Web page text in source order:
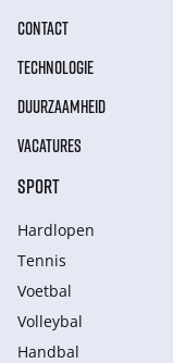
CONTACT
TECHNOLOGIE
DUURZAAMHEID
VACATURES
SPORT
Hardlopen
Tennis
Voetbal
Volleybal
Handbal